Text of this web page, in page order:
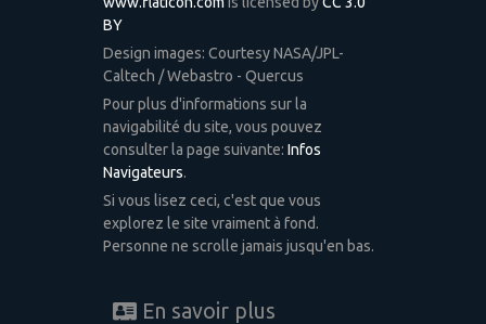
BY
Design images: Courtesy NASA/JPL-
Caltech / Webastro - Quercus
Pour plus d'informations sur la
navigabilité du site, vous pouvez
consulter la page suivante: Infos
Navigateurs.
Si vous lisez ceci, c'est que vous
explorez le site vraiment à fond.
Personne ne scrolle jamais jusqu'en bas.
En savoir plus